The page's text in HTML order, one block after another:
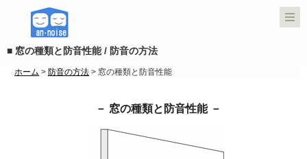
■ 窓の種類と防音性能 / 防音の方法
ホーム > 防音の方法 > 窓の種類と防音性能
－ 窓の種類と防音性能 －